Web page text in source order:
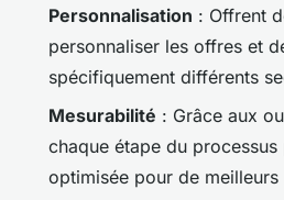
Personnalisation : Offrent
personnaliser les offres et
spécifiquement différents
Mesurabilité : Grâce aux
chaque étape du
optimisée pour de meilleurs